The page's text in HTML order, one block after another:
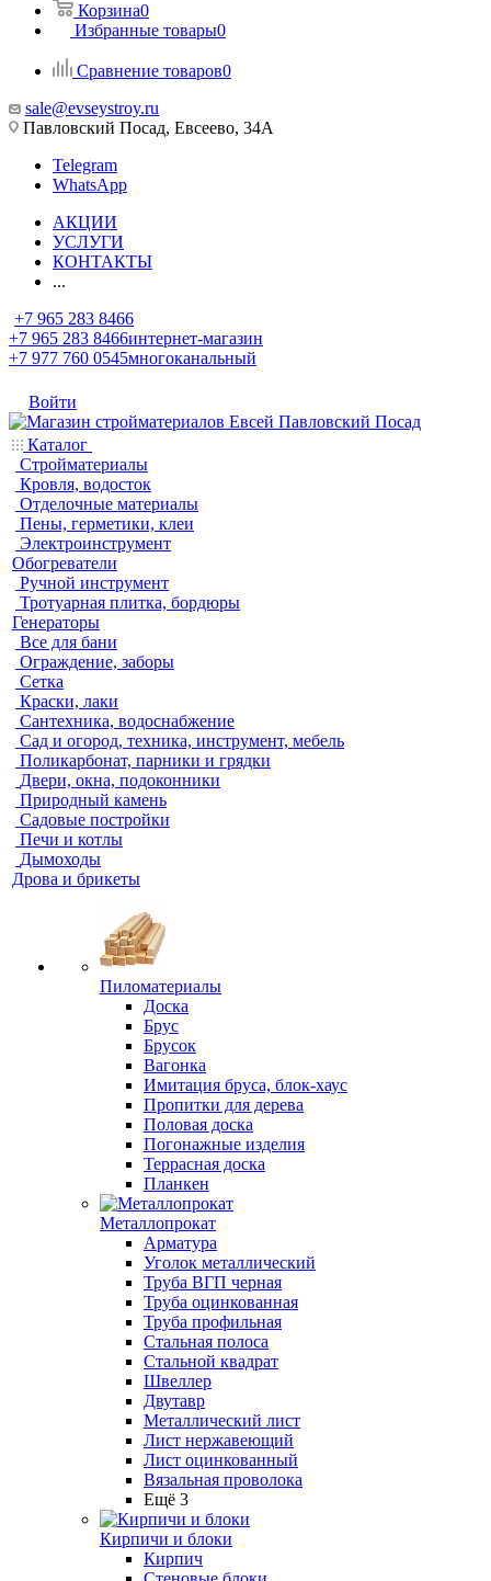
Корзина0
Избранные товары0
Сравнение товаров0
sale@evseystroy.ru
Павловский Посад, Евсеево, 34А
Telegram
WhatsApp
АКЦИИ
УСЛУГИ
КОНТАКТЫ
...
+7 965 283 8466
+7 965 283 8466интернет-магазин
+7 977 760 0545многоканальный
Войти
Каталог
Стройматериалы
Кровля, водосток
Отделочные материалы
Пены, герметики, клеи
Электроинструмент
Обогреватели
Ручной инструмент
Тротуарная плитка, бордюры
Генераторы
Все для бани
Ограждение, заборы
Сетка
Краски, лаки
Сантехника, водоснабжение
Сад и огород, техника, инструмент, мебель
Поликарбонат, парники и грядки
Двери, окна, подоконники
Природный камень
Садовые постройки
Печи и котлы
Дымоходы
Дрова и брикеты
Пиломатериалы
Доска
Брус
Брусок
Вагонка
Имитация бруса, блок-хаус
Пропитки для дерева
Половая доска
Погонажные изделия
Террасная доска
Планкен
Металлопрокат
Арматура
Уголок металлический
Труба ВГП черная
Труба оцинкованная
Труба профильная
Стальная полоса
Стальной квадрат
Швеллер
Двутавр
Металлический лист
Лист нержавеющий
Лист оцинкованный
Вязальная проволока
Ещё 3
Кирпичи и блоки
Кирпич